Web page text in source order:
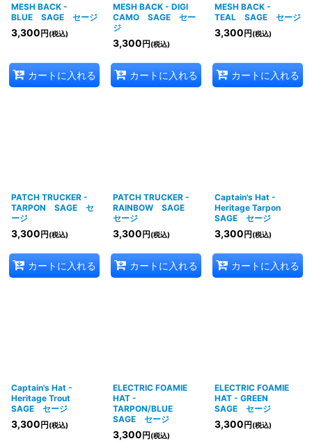
MESH BACK -
BLUE SAGE セージ
3,300 円 (税込)
カートに入れる
MESH BACK - DIGI
CAMO SAGE セー
ジ
3,300 円 (税込)
カートに入れる
MESH BACK -
TEAL SAGE セージ
3,300 円 (税込)
カートに入れる
PATCH TRUCKER -
TARPON SAGE セ
ージ
3,300 円 (税込)
カートに入れる
PATCH TRUCKER -
RAINBOW SAGE
セージ
3,300 円 (税込)
カートに入れる
Captain's Hat -
Heritage Tarpon
SAGE セージ
3,300 円 (税込)
カートに入れる
Captain's Hat -
Heritage Trout
SAGE セージ
3,300 円 (税込)
ELECTRIC FOAMIE
HAT -
TARPON/BLUE
SAGE セージ
3,300 円 (税込)
ELECTRIC FOAMIE
HAT - GREEN
SAGE セージ
3,300 円 (税込)